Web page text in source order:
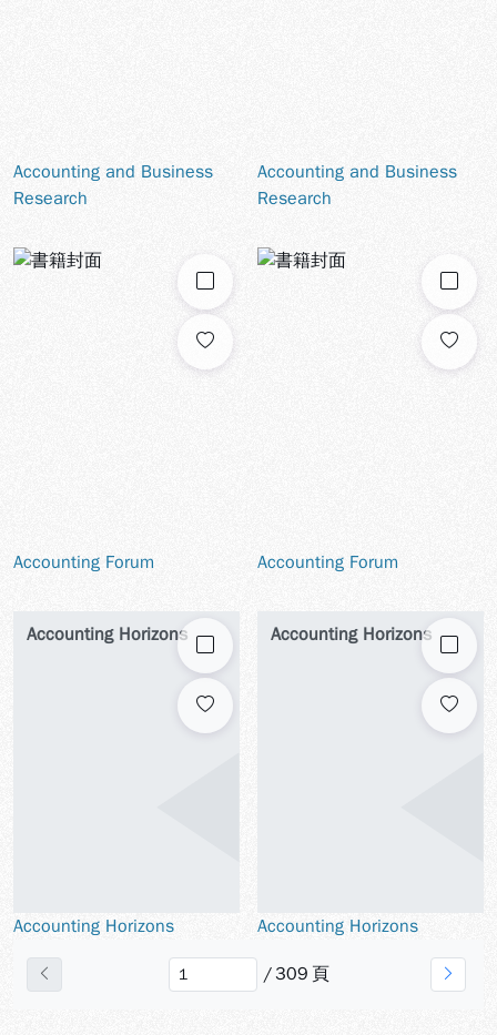
Accounting and Business
Research
Accounting and Business
Research
勾選
Accounting Forum
勾選
Accounting Forum
Accounting Horizons 勾選
Accounting Horizons
Accounting Horizons 勾選
Accounting Horizons
/309 頁